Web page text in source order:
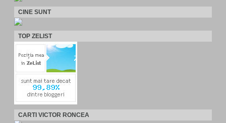
CINE SUNT
TOP ZELIST
CARTI VICTOR RONCEA